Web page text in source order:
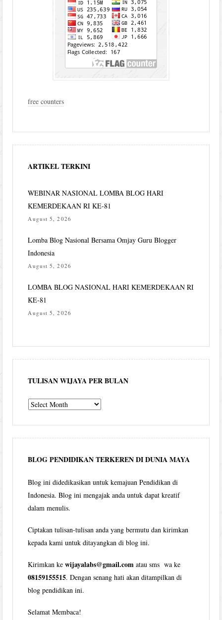
free counters
ARTIKEL TERKINI
WEBINAR NASIONAL LOMBA BLOG HARI
KEMERDEKAAN RI KE-81
August 5, 2026
Lomba Blog Nasional Bersama Omjay Guru Blogger
Indonesia
August 5, 2026
LOMBA BLOG NASIONAL HARI KEMERDEKAAN RI
KE-81
August 5, 2026
TULISAN WIJAYA PER BULAN
Tulisan
per
bulan
BLOG PENDIDIKAN TERKEREN DI DUNIA MAYA
Blog ini didedikasikan untuk kemajuan Pendidikan di
Indonesia. Blog ini mengajak anda untuk dapat kreatif
dalam menulis.
Ciptakan tulisan-tulisan anda yang bermutu dan kirimkan
kepada kami untuk ditayangkan di blog ini.
Kirimkan kewijayalabs@gmail.com atau sms wa ke
08159155515. Dengan senang hati akan ditampilkan di
blog pendidikan ini.
Selamat Membaca!